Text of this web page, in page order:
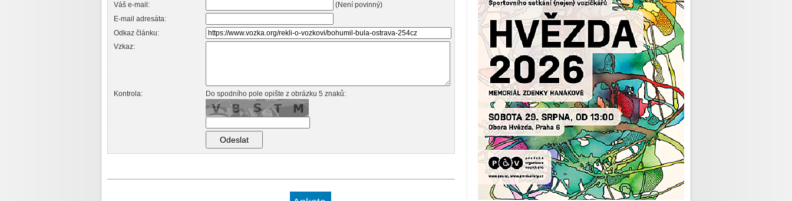
Váš e-mail:
(Není povinný)
E-mail adresáta:
Odkaz článku:
Vzkaz:
Kontrola: Do spodního pole opište z obrázku 5 znaků: